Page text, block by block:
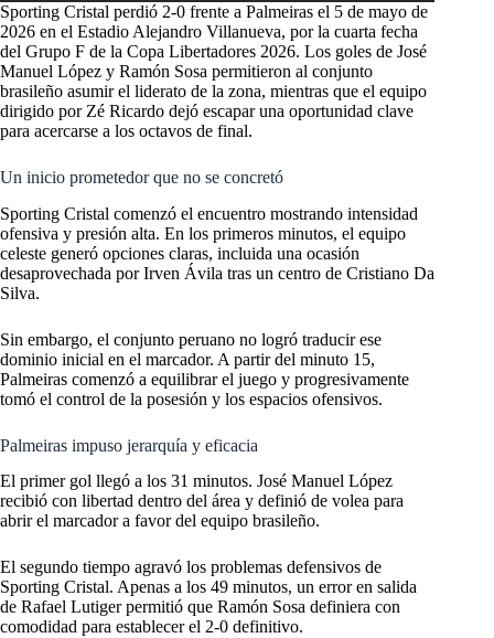
Sporting Cristal perdió 2-0 frente a Palmeiras el 5 de mayo de
2026 en el Estadio Alejandro Villanueva, por la cuarta fecha
del Grupo F de la Copa Libertadores 2026. Los goles de José
Manuel López y Ramón Sosa permitieron al conjunto
brasileño asumir el liderato de la zona, mientras que el equipo
dirigido por Zé Ricardo dejó escapar una oportunidad clave
para acercarse a los octavos de final.
Un inicio prometedor que no se concretó
Sporting Cristal comenzó el encuentro mostrando intensidad
ofensiva y presión alta. En los primeros minutos, el equipo
celeste generó opciones claras, incluida una ocasión
desaprovechada por Irven Ávila tras un centro de Cristiano Da
Silva.
Sin embargo, el conjunto peruano no logró traducir ese
dominio inicial en el marcador. A partir del minuto 15,
Palmeiras comenzó a equilibrar el juego y progresivamente
tomó el control de la posesión y los espacios ofensivos.
Palmeiras impuso jerarquía y eficacia
El primer gol llegó a los 31 minutos. José Manuel López
recibió con libertad dentro del área y definió de volea para
abrir el marcador a favor del equipo brasileño.
El segundo tiempo agravó los problemas defensivos de
Sporting Cristal. Apenas a los 49 minutos, un error en salida
de Rafael Lutiger permitió que Ramón Sosa definiera con
comodidad para establecer el 2-0 definitivo.